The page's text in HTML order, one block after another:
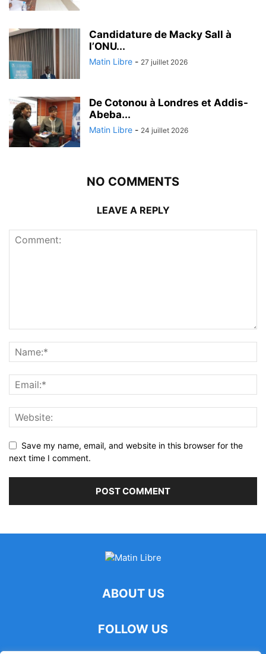
Candidature de Macky Sall à
l’ONU...
Matin Libre - 27 juillet 2026
De Cotonou à Londres et Addis-
Abeba...
Matin Libre - 24 juillet 2026
NO COMMENTS
LEAVE A REPLY
Save my name, email, and website in this browser for the
next time I comment.
ABOUT US
FOLLOW US